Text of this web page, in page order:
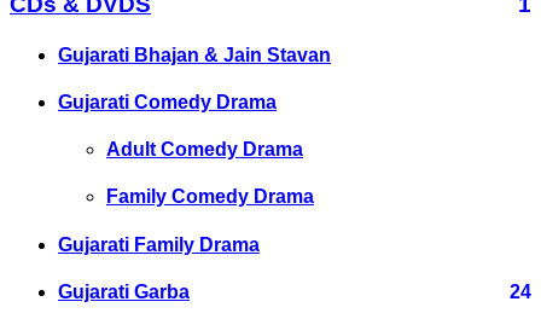
Gujarati Bhajan & Jain Stavan
Gujarati Comedy Drama
Adult Comedy Drama
Family Comedy Drama
Gujarati Family Drama
Gujarati Garba 24